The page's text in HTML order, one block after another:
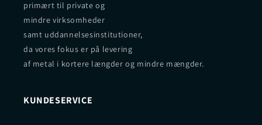
primært til private og
mindre virksomheder
samt uddannelsesinstitutioner,
da vores fokus er på levering
af metal i kortere længder og mindre mængder.
KUNDESERVICE